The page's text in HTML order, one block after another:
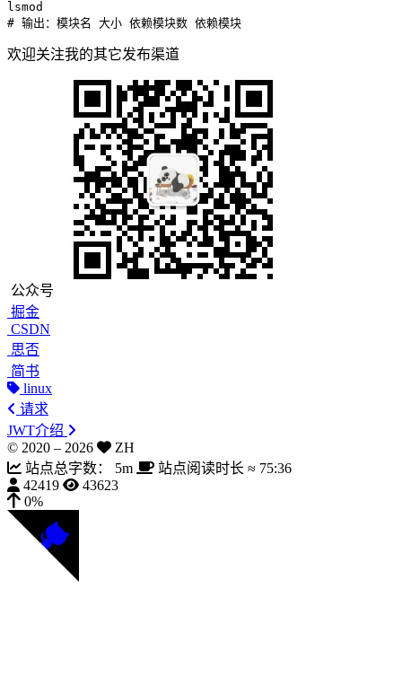
# 输出：模块名 大小 依赖模块数 依赖模块
欢迎关注我的其它发布渠道
公众号
掘金
CSDN
思否
简书
linux
请求
JWT介绍
© 2020 – 2026
ZH
站点总字数：
5m 站点阅读时长 ≈ 75:36
42419
43623
0%